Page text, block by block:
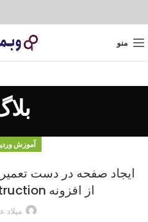
منو
آموزش
ایجاد صفحه در دست
از افزونه Under Construction
میلاد